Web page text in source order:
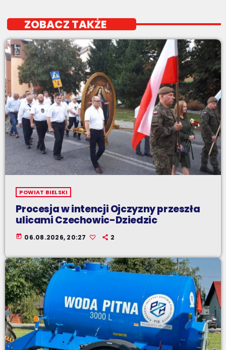
ZOBACZ TAKŻE
POWIAT BIELSKI
Procesja w intencji Ojczyzny przeszła
ulicami Czechowic-Dziedzic
today 06.08.2026, 20:27 2